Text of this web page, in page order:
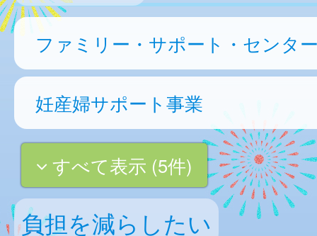
ファミリー・サポート・センタ
妊産婦サポート事業
すべて表示 (5件)
負担を減らしたい